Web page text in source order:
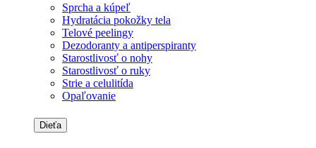
Sprcha a kúpeľ
Hydratácia pokožky tela
Telové peelingy
Dezodoranty a antiperspiranty
Starostlivosť o nohy
Starostlivosť o ruky
Strie a celulitída
Opaľovanie
Dieťa